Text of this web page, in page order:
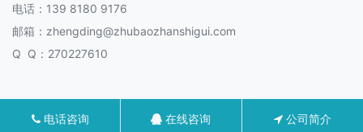
电话：139 8180 9176
邮箱：zhengding@zhubaozhanshigui.com
Q Q：270227610
电话咨询 在线咨询 公司简介